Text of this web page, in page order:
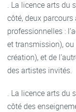
. La licence arts du
côté, deux
professionnelles :
et transmission),
création), et de
des artistes invités.
. La licence arts du
côté des